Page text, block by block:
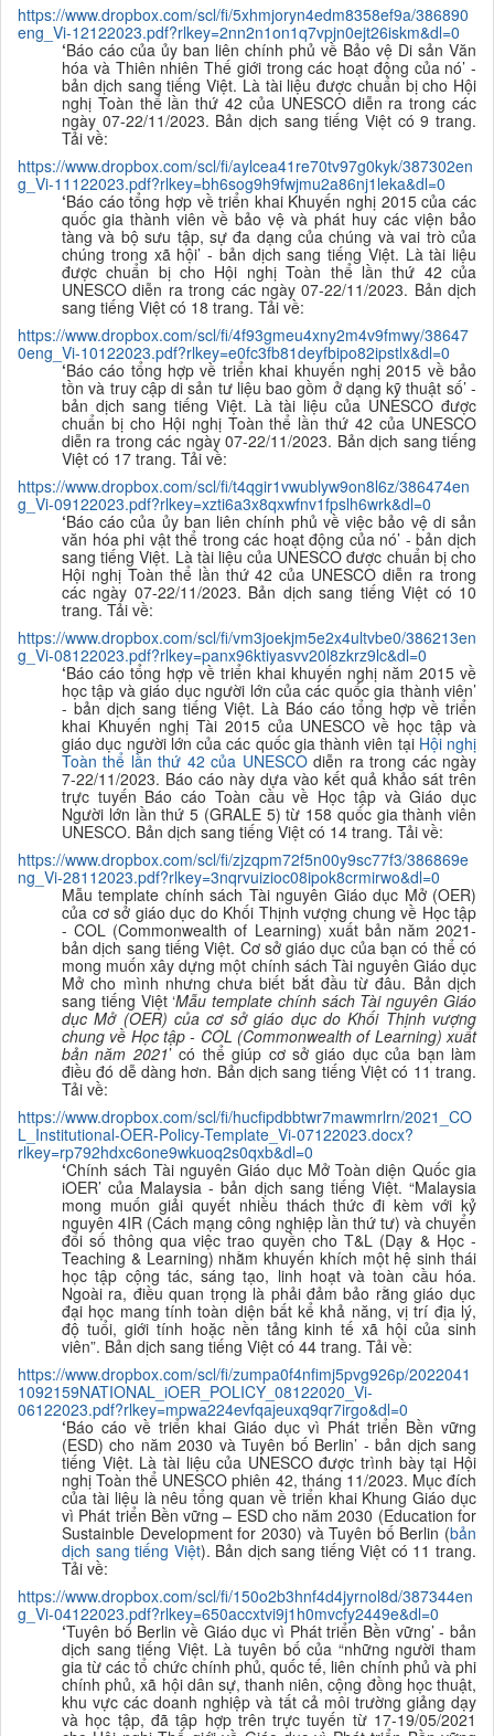
https://www.dropbox.com/scl/fi/5xhmjoryn4edm8358ef9a/386890
eng_Vi-12122023.pdf?rlkey=2nn2n1on1q7vpjn0ejt26iskm&dl=0
‘Báo cáo của ủy ban liên chính phủ về Bảo vệ Di sản Văn
hóa và Thiên nhiên Thế giới trong các hoạt động của nó’ -
bản dịch sang tiếng Việt. Là tài liệu được chuẩn bị cho Hội
nghị Toàn thể lần thứ 42 của UNESCO diễn ra trong các
ngày 07-22/11/2023. Bản dịch sang tiếng Việt có 9 trang.
Tải về:
https://www.dropbox.com/scl/fi/aylcea41re70tv97g0kyk/387302en
g_Vi-11122023.pdf?rlkey=bh6sog9h9fwjmu2a86nj1leka&dl=0
‘Báo cáo tổng hợp về triển khai Khuyến nghị 2015 của các
quốc gia thành viên về bảo vệ và phát huy các viện bảo
tàng và bộ sưu tập, sự đa dạng của chúng và vai trò của
chúng trong xã hội’ - bản dịch sang tiếng Việt. Là tài liệu
được chuẩn bị cho Hội nghị Toàn thể lần thứ 42 của
UNESCO diễn ra trong các ngày 07-22/11/2023. Bản dịch
sang tiếng Việt có 18 trang. Tải về:
https://www.dropbox.com/scl/fi/4f93gmeu4xny2m4v9fmwy/38647
0eng_Vi-10122023.pdf?rlkey=e0fc3fb81deyfbipo82ipstlx&dl=0
‘Báo cáo tổng hợp về triển khai khuyến nghị 2015 về bảo
tồn và truy cập di sản tư liệu bao gồm ở dạng kỹ thuật số’ -
bản dịch sang tiếng Việt. Là tài liệu của UNESCO được
chuẩn bị cho Hội nghị Toàn thể lần thứ 42 của UNESCO
diễn ra trong các ngày 07-22/11/2023. Bản dịch sang tiếng
Việt có 17 trang. Tải về:
https://www.dropbox.com/scl/fi/t4qgir1vwublyw9on8l6z/386474en
g_Vi-09122023.pdf?rlkey=xzti6a3x8qxwfnv1fpslh6wrk&dl=0
‘Báo cáo của ủy ban liên chính phủ về việc bảo vệ di sản
văn hóa phi vật thể trong các hoạt động của nó’ - bản dịch
sang tiếng Việt. Là tài liệu của UNESCO được chuẩn bị cho
Hội nghị Toàn thể lần thứ 42 của UNESCO diễn ra trong
các ngày 07-22/11/2023. Bản dịch sang tiếng Việt có 10
trang. Tải về:
https://www.dropbox.com/scl/fi/vm3joekjm5e2x4ultvbe0/386213en
g_Vi-08122023.pdf?rlkey=panx96ktiyasvv20l8zkrz9lc&dl=0
‘Báo cáo tổng hợp về triển khai khuyến nghị năm 2015 về
học tập và giáo dục người lớn của các quốc gia thành viên’
- bản dịch sang tiếng Việt. Là Báo cáo tổng hợp về triển
khai Khuyến nghị Tài 2015 của UNESCO về học tập và
giáo dục người lớn của các quốc gia thành viên tại Hội nghị
Toàn thể lần thứ 42 của UNESCOdiễn ra trong các ngày
7-22/11/2023. Báo cáo này dựa vào kết quả khảo sát trên
trực tuyến Báo cáo Toàn cầu về Học tập và Giáo dục
Người lớn lần thứ 5 (GRALE 5) từ 158 quốc gia thành viên
UNESCO. Bản dịch sang tiếng Việt có 14 trang. Tải về:
https://www.dropbox.com/scl/fi/zjzqpm72f5n00y9sc77f3/386869e
ng_Vi-28112023.pdf?rlkey=3nqrvuizioc08ipok8crmirwo&dl=0
Mẫu template chính sách Tài nguyên Giáo dục Mở (OER)
của cơ sở giáo dục do Khối Thịnh vượng chung về Học tập
- COL (Commonwealth of Learning) xuất bản năm 2021-
bản dịch sang tiếng Việt. Cơ sở giáo dục của bạn có thể có
mong muốn xây dựng một chính sách Tài nguyên Giáo dục
Mở cho mình nhưng chưa biết bắt đầu từ đâu. Bản dịch
sang tiếng Việt ‘Mẫu template chính sách Tài nguyên Giáo
dục Mở (OER) của cơ sở giáo dục do Khối Thịnh vượng
chung về Học tập - COL (Commonwealth of Learning) xuất
bản năm 2021’ có thể giúp cơ sở giáo dục của bạn làm
điều đó dễ dàng hơn. Bản dịch sang tiếng Việt có 11 trang.
Tải về:
https://www.dropbox.com/scl/fi/hucfipdbbtwr7mawmrlrn/2021_CO
L_Institutional-OER-Policy-Template_Vi-07122023.docx?
rlkey=rp792hdxc6one9wkuoq2s0qxb&dl=0
‘Chính sách Tài nguyên Giáo dục Mở Toàn diện Quốc gia
iOER’ của Malaysia - bản dịch sang tiếng Việt. “Malaysia
mong muốn giải quyết nhiều thách thức đi kèm với kỷ
nguyên 4IR (Cách mạng công nghiệp lần thứ tư) và chuyển
đổi số thông qua việc trao quyền cho T&L (Dạy & Học -
Teaching & Learning) nhằm khuyến khích một hệ sinh thái
học tập cộng tác, sáng tạo, linh hoạt và toàn cầu hóa.
Ngoài ra, điều quan trọng là phải đảm bảo rằng giáo dục
đại học mang tính toàn diện bất kể khả năng, vị trí địa lý,
độ tuổi, giới tính hoặc nền tảng kinh tế xã hội của sinh
viên”. Bản dịch sang tiếng Việt có 44 trang. Tải về:
https://www.dropbox.com/scl/fi/zumpa0f4nfimj5pvg926p/2022041
1092159NATIONAL_iOER_POLICY_08122020_Vi-
06122023.pdf?rlkey=mpwa224evfqajeuxq9qr7irgo&dl=0
‘Báo cáo về triển khai Giáo dục vì Phát triển Bền vững
(ESD) cho năm 2030 và Tuyên bố Berlin’ - bản dịch sang
tiếng Việt. Là tài liệu của UNESCO được trình bày tại Hội
nghị Toàn thể UNESCO phiên 42, tháng 11/2023. Mục đích
của tài liệu là nêutổng quan về triển khai Khung Giáo dục
vì Phát triển Bền vững – ESD cho năm 2030 (Education for
Sustainble Development for 2030) và Tuyên bố Berlin (bản
dịch sang tiếng Việt). Bản dịch sang tiếng Việt có 11 trang.
Tải về:
https://www.dropbox.com/scl/fi/150o2b3hnf4d4jyrnol8d/387344en
g_Vi-04122023.pdf?rlkey=650accxtvi9j1h0mvcfy2449e&dl=0
‘Tuyên bố Berlin về Giáo dục vì Phát triển Bền vững’ - bản
dịch sang tiếng Việt. Là tuyên bố của “những người tham
gia từ các tổ chức chính phủ, quốc tế, liên chính phủ và phi
chính phủ, xã hội dân sự, thanh niên, cộng đồng học thuật,
khu vực các doanh nghiệp và tất cả môi trường giảng dạy
và học tập, đã tập hợp trên trực tuyến từ 17-19/05/2021